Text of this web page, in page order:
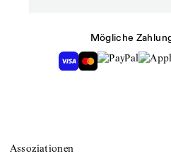
Mögliche
Assoziationen